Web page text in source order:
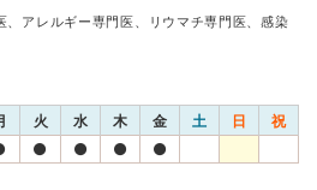
、アレルギー専門医、リウマチ専門医、感染
火 水 木 金 土 日 祝